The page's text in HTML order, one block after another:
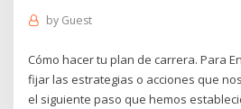
by Guest
Cómo hacer tu plan de carrera. Para
fijar las estrategias o acciones que
el siguiente paso que hemos